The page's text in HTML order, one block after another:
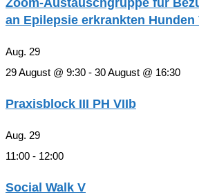
an Epilepsie erkrankten Hunden
Aug. 29
29 August @ 9:30 - 30 August @ 16:30
Praxisblock III PH VIIb
Aug. 29
11:00 - 12:00
Social Walk V